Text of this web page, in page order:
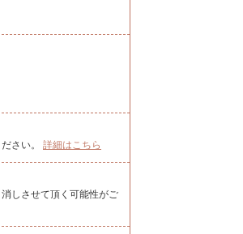
さい。 詳細はこちら
しさせて頂く可能性がご